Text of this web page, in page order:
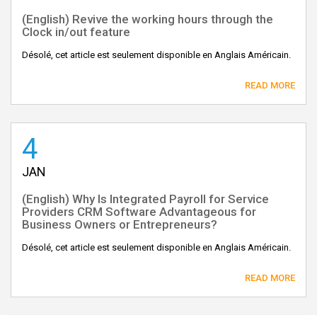
(English) Revive the working hours through the
Clock in/out feature
Désolé, cet article est seulement disponible en Anglais Américain.
READ MORE
4
JAN
(English) Why Is Integrated Payroll for Service
Providers CRM Software Advantageous for
Business Owners or Entrepreneurs?
Désolé, cet article est seulement disponible en Anglais Américain.
READ MORE